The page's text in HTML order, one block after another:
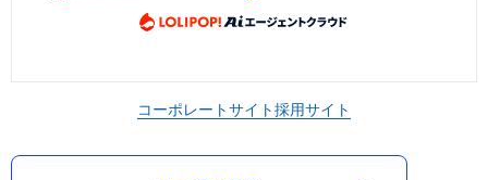
コーポレートサイト採用サイト